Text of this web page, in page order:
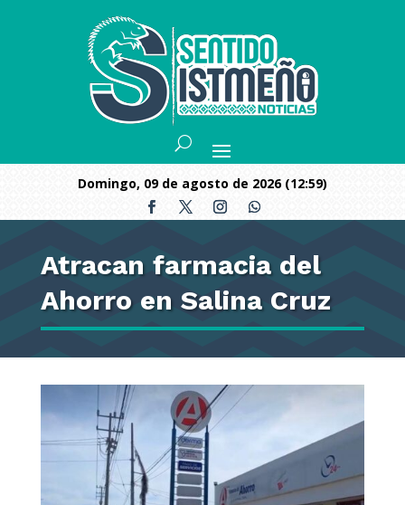
domingo, 09 de agosto de 2026 (12:59)
Atracan farmacia del
Ahorro en Salina Cruz